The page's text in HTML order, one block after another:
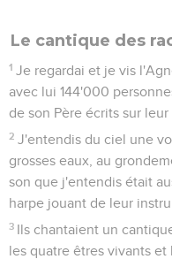
Le cantique des
1 Je regardai et je vis
avec lui 144'000
de son Père écrits sur leur
2 J'entendis du ciel une
grosses eaux, au
son que j'entendis était
harpe jouant de leur
3 Ils chantaient un
les quatre êtres vivants